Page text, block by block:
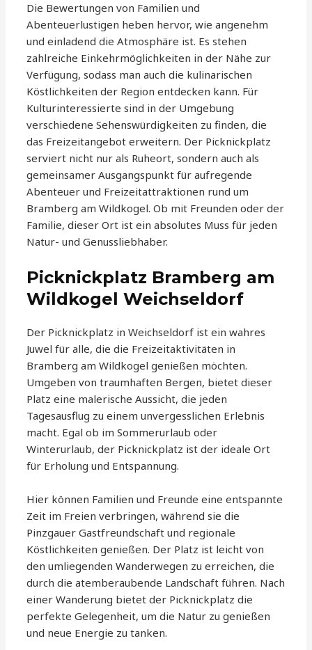
Die Bewertungen von Familien und
Abenteuerlustigen heben hervor, wie angenehm
und einladend die Atmosphäre ist. Es stehen
zahlreiche Einkehrmöglichkeiten in der Nähe zur
Verfügung, sodass man auch die kulinarischen
Köstlichkeiten der Region entdecken kann. Für
Kulturinteressierte sind in der Umgebung
verschiedene Sehenswürdigkeiten zu finden, die
das Freizeitangebot erweitern. Der Picknickplatz
serviert nicht nur als Ruheort, sondern auch als
gemeinsamer Ausgangspunkt für aufregende
Abenteuer und Freizeitattraktionen rund um
Bramberg am Wildkogel. Ob mit Freunden oder der
Familie, dieser Ort ist ein absolutes Muss für jeden
Natur- und Genussliebhaber.
Picknickplatz Bramberg am
Wildkogel Weichseldorf
Der Picknickplatz in Weichseldorf ist ein wahres
Juwel für alle, die die Freizeitaktivitäten in
Bramberg am Wildkogel genießen möchten.
Umgeben von traumhaften Bergen, bietet dieser
Platz eine malerische Aussicht, die jeden
Tagesausflug zu einem unvergesslichen Erlebnis
macht. Egal ob im Sommerurlaub oder
Winterurlaub, der Picknickplatz ist der ideale Ort
für Erholung und Entspannung.
Hier können Familien und Freunde eine entspannte
Zeit im Freien verbringen, während sie die
Pinzgauer Gastfreundschaft und regionale
Köstlichkeiten genießen. Der Platz ist leicht von
den umliegenden Wanderwegen zu erreichen, die
durch die atemberaubende Landschaft führen. Nach
einer Wanderung bietet der Picknickplatz die
perfekte Gelegenheit, um die Natur zu genießen
und neue Energie zu tanken.